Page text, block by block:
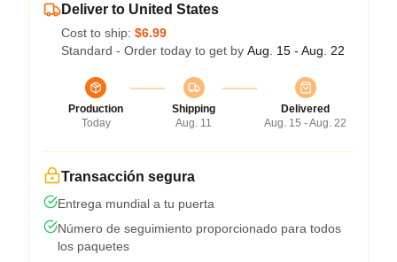
Deliver to United States
Cost to ship: $6.99
Standard - Order today to get by Aug. 15 - Aug. 22
Production
Today
Shipping
Aug. 11
Delivered
Aug. 15 - Aug. 22
Transacción segura
Entrega mundial a tu puerta
Número de seguimiento proporcionado para todos
los paquetes